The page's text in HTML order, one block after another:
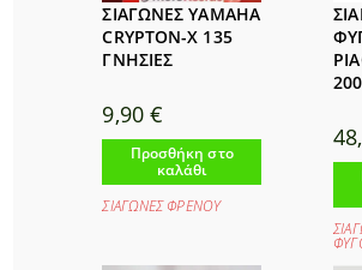
ΣΙΑΓΩΝΕΣ YAMAHA
CRYPTON-X 135
ΓΝΗΣΙΕΣ
9,90 €
Προσθήκη στο
καλάθι
ΣΙΑΓΩΝΕΣ ΦΡΕΝΟΥ